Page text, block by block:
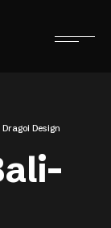
Design